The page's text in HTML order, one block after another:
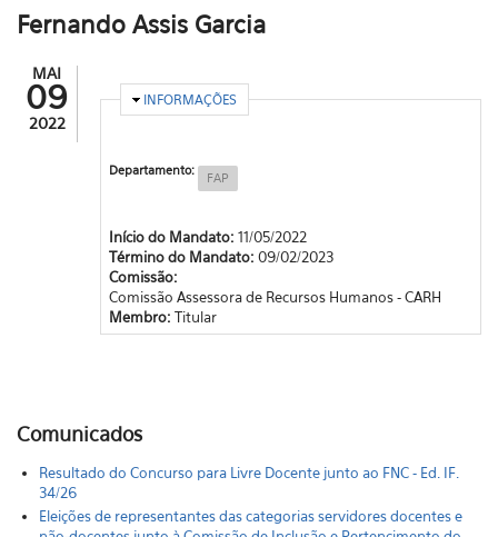
Fernando Assis Garcia
MAI
09
2022
OCULTAR
INFORMAÇÕES
Departamento: FAP
Início do Mandato: 11/05/2022
Término do Mandato: 09/02/2023
Comissão:
Comissão Assessora de Recursos Humanos - CARH
Membro: Titular
Comunicados
Resultado do Concurso para Livre Docente junto ao FNC - Ed. IF.
34/26
Eleições de representantes das categorias servidores docentes e